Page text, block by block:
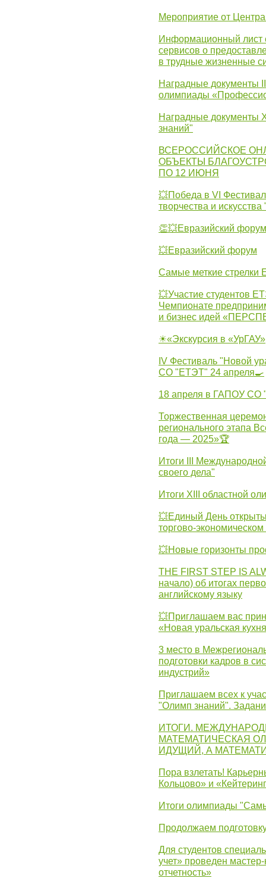
Мероприятие от
Информационный лист
сервисов о
в трудные жизненные
Наградные документы
олимпиады
Наградные документы
знаний"
ВСЕРОССИЙСКОЕ
ОБЪЕКТЫ
ПО 12 ИЮНЯ
💥Победа в VI
творчества и
👏💥Евразийский форум
💥Евразийский форум
Самые меткие стрелки
💥Участие студентов
Чемпионате
и бизнес идей
☀«Экскурсия в «УрГАУ»
IV Фестиваль "Новой
СО "ЕТЭТ" 24 апреля🍳
18 апреля в ГАПОУ СО
Торжественная
регионального этапа
года — 2025»🏆
Итоги III
своего дела"
Итоги XIII областной
💥Единый День
торгово-
💥Новые горизонты
THE FIRST STEP IS
начало) об итогах
английскому языку
💥Приглашаем вас
«Новая уральская
3 место в
подготовки кадров в
индустрий»
Приглашаем всех к
"Олимп знаний".
ИТОГИ.
МАТЕМАТИЧЕСКАЯ
ИДУЩИЙ, А
Пора взлетать!
Кольцово» и
Итоги олимпиады
Продолжаем
Для студентов
учет» проведен
отчетность»